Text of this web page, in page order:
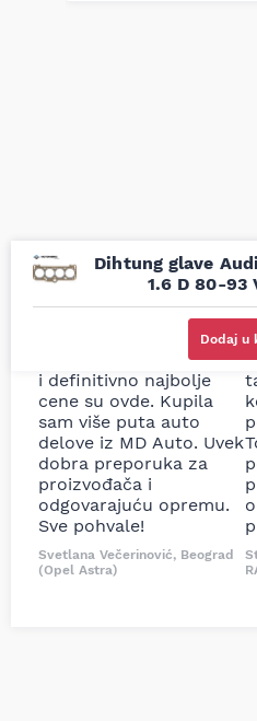
Dihtung glave
1.6 D 80-93
Dodaj u
Uporedila sam sve
prodavnice auto delova
i definitivno najbolje
cene su ovde. Kupila
sam više puta auto
delove iz MD Auto. Uvek
dobra preporuka za
proizvođača i
odgovarajuću opremu.
Sve pohvale!
Svetlana Večerinović, Beograd
(Opel Astra)